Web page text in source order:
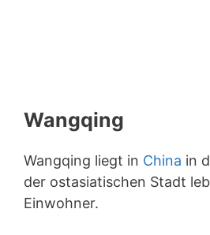
Wangqing
Wangqing liegt in China in
der ostasiatischen Stadt
Einwohner.